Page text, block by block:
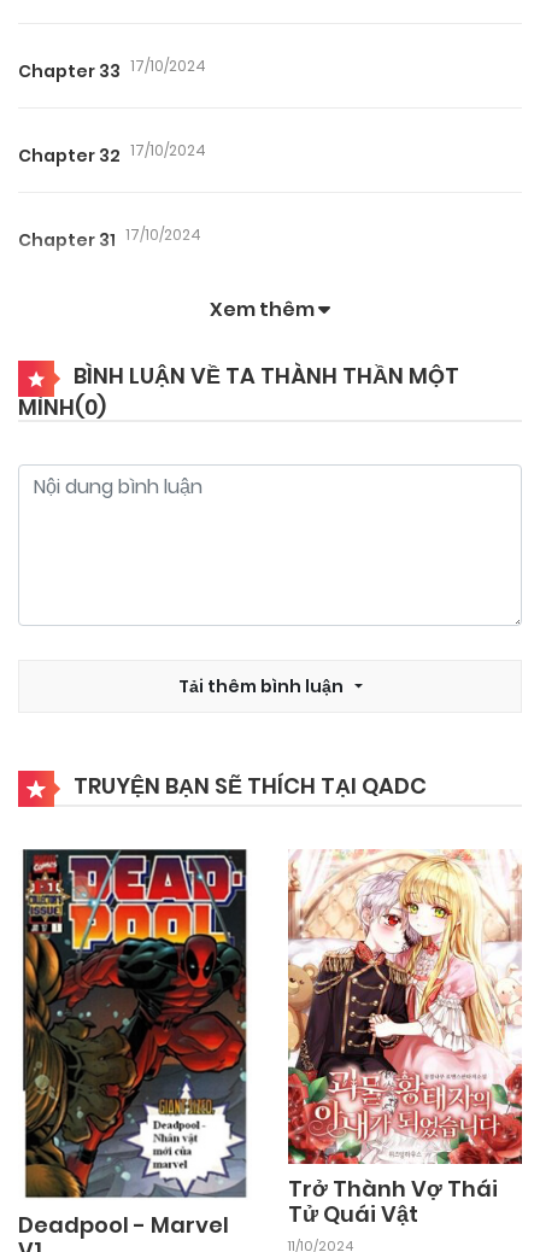
Chapter 33 17/10/2024
Chapter 32 17/10/2024
Chapter 31 17/10/2024
Chapter 29
Chapter 28 17/10/2024
Chapter 23 17/10/2024
Chapter 22 17/10/2024
Chapter 21 17/10/2024
Chapter 20 17/10/2024
Xem thêm
BÌNH LUẬN VỀ TA THÀNH THẦN MỘT
MÌNH(0)
Tải thêm bình luận
TRUYỆN BẠN SẼ THÍCH TẠI QADC
Deadpool - Marvel
Trở Thành Vợ Thái
Tử Quái Vật
11/10/2024